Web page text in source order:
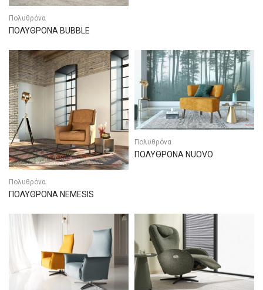
Πολυθρόνα
ΠΟΛΥΘΡΟΝΑ BUBBLE
Πολυθρόνα
ΠΟΛΥΘΡΟΝΑ NEMESIS
Πολυθρόνα
ΠΟΛΥΘΡΟΝΑ NUOVO